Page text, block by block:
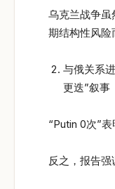
乌克兰战争虽
期结构性风险
与俄关系
更迭”叙事
“Putin 0次”表
反之，报告强